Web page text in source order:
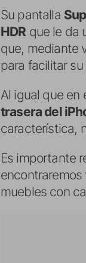
Su pantalla
HDR que le da
que, mediante
para facilitar
Al igual que en
trasera del
característica,
Es importante
muebles con